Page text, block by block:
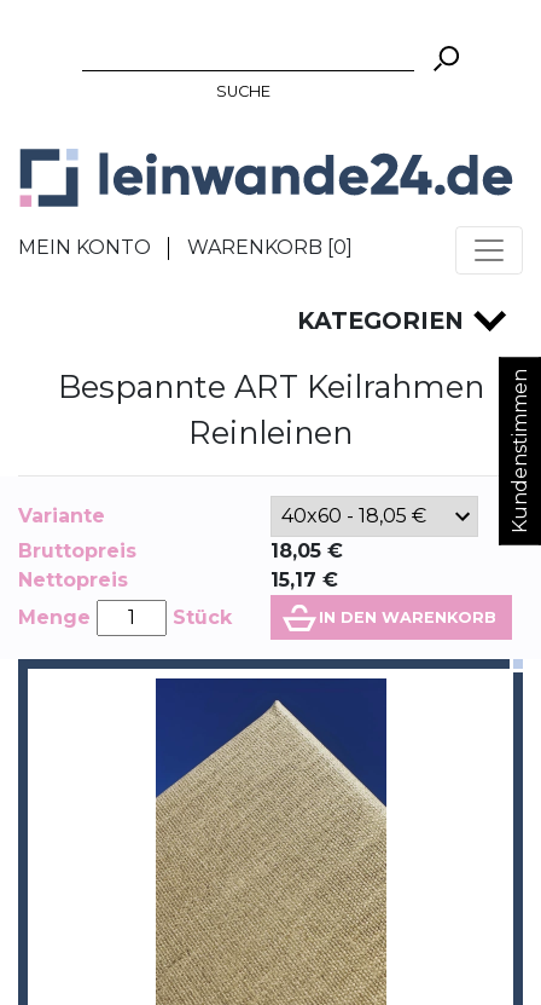
SUCHE
MEIN KONTO WARENKORB [0]
Kundenstimmen
KATEGORIEN
Bespannte ART Keilrahmen
Reinleinen
Variante
Bruttopreis
18,05 €
Nettopreis
15,17 €
Menge
Stück IN DEN WARENKORB